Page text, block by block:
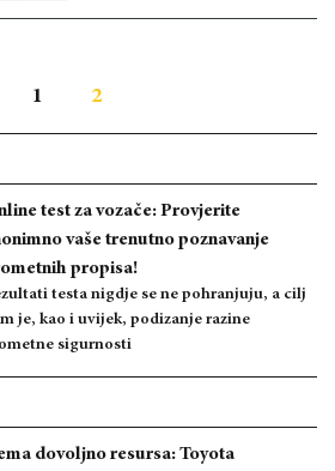
1 2
test za vozače: Provjerite
vaše trenutno poznavanje
propisa!
testa nigdje se ne pohranjuju, a cilj
je, kao i uvijek, podizanje razine
sigurnosti
dovoljno resursa: Toyota